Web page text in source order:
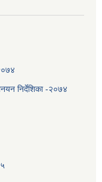
निर्देशिका -२०७४